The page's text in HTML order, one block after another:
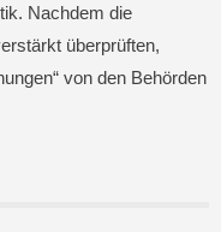
Nachdem die
überprüften,
von den Behörden